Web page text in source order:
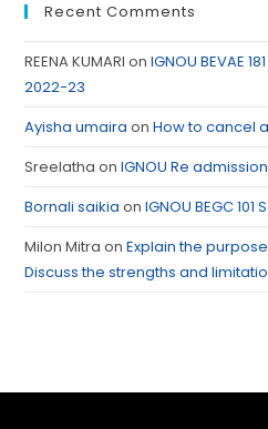
Recent Comments
REENA KUMARI onIGNOU BEVAE
2022-23
Ayisha umaira onHow to cancel
Sreelatha onIGNOU Re
Bornali saikia onIGNOU BEGC 101
Milon Mitra onExplain the
Discuss the strengths and